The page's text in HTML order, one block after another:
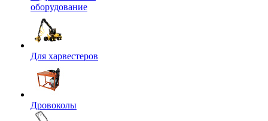
оборудование
Для харвестеров
Дровоколы